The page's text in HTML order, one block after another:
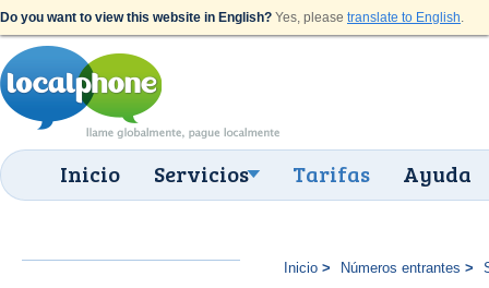
Do you want to view this website in English? Yes, please translate to English.
Inicio Servicios Tarifas Ayuda
Inicio Números entrantes